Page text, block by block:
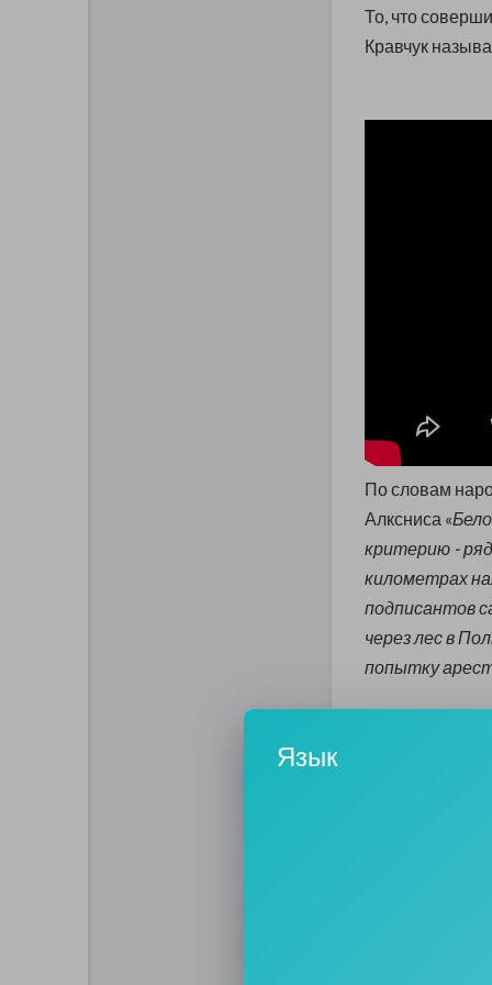
То, что
Кравчук
По словам
Алксниса «
критерию -
километрах
подписантов
через лес в
попытку
Советский
Гражданин
государства,
долг каждого
Язык